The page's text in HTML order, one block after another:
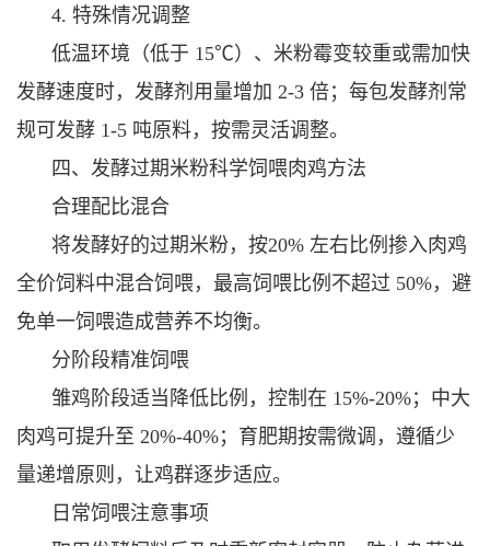
4. 特殊情况调整
低温环境（低于 15℃）、米粉霉变较重或需加快
发酵速度时，发酵剂用量增加 2-3 倍；每包发酵剂常
规可发酵 1-5 吨原料，按需灵活调整。
四、发酵过期米粉科学饲喂肉鸡方法
合理配比混合
将发酵好的过期米粉，按20% 左右比例掺入肉鸡
全价饲料中混合饲喂，最高饲喂比例不超过 50%，避
免单一饲喂造成营养不均衡。
分阶段精准饲喂
雏鸡阶段适当降低比例，控制在 15%-20%；中大
肉鸡可提升至 20%-40%；育肥期按需微调，遵循少
量递增原则，让鸡群逐步适应。
日常饲喂注意事项